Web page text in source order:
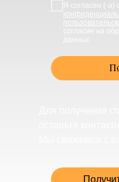
Я согласен (-а) с
согласие на
данных